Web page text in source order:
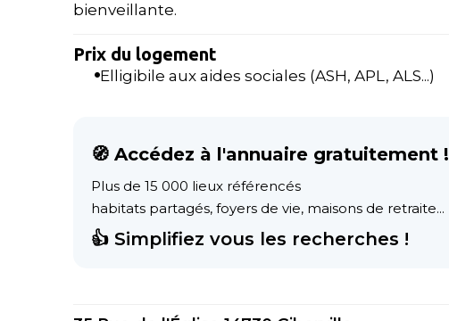
bienveillante.
Prix du logement
Elligibile aux aides sociales (ASH, APL, ALS...)
🧭 Accédez à l'annuaire gratuitement !
Plus de 15 000 lieux référencés
habitats partagés, foyers de vie, maisons de retraite...
👍 Simplifiez vous les recherches !